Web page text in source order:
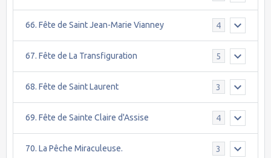
66. Fête de Saint Jean-Marie Vianney 4
67. Fête de La Transfiguration 5
68. Fête de Saint Laurent 3
69. Fête de Sainte Claire d'Assise 4
70. La Pêche Miraculeuse. 3